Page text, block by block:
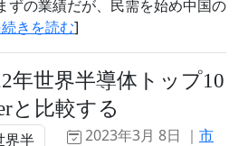
ずの業績だが、民需を始め中国の
きを読む]
年世界半導体トップ10
と比較する
2023年3月 8日 ｜ 市